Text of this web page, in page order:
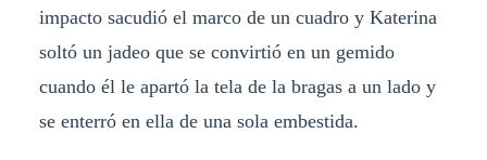
impacto sacudió el marco de un cuadro y Katerina
soltó un jadeo que se convirtió en un gemido
cuando él le apartó la tela de la bragas a un lado y
se enterró en ella de una sola embestida.